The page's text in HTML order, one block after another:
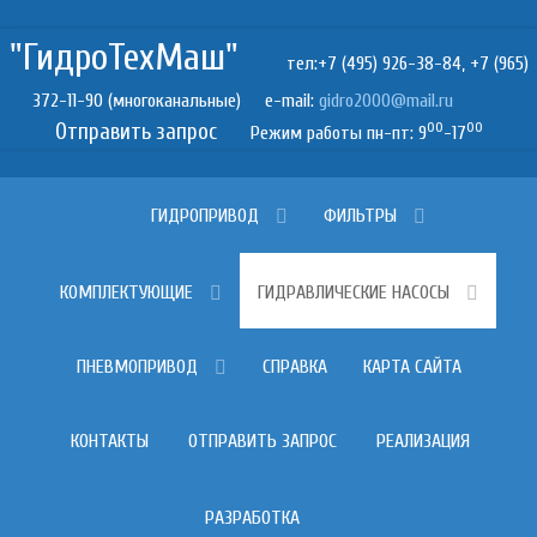
"ГидроТехМаш" тел:+7 (495) 926-38-84, +7 (965)
372-11-90 (многоканальные) e-mail:
Отправить запросРежим работы пн-пт: 900-1700
ГИДРОПРИВОД ФИЛЬТРЫ
КОМПЛЕКТУЮЩИЕ ГИДРАВЛИЧЕСКИЕ НАСОСЫ
ПНЕВМОПРИВОД СПРАВКА КАРТА САЙТА
КОНТАКТЫ ОТПРАВИТЬ ЗАПРОС РЕАЛИЗАЦИЯ
РАЗРАБОТКА